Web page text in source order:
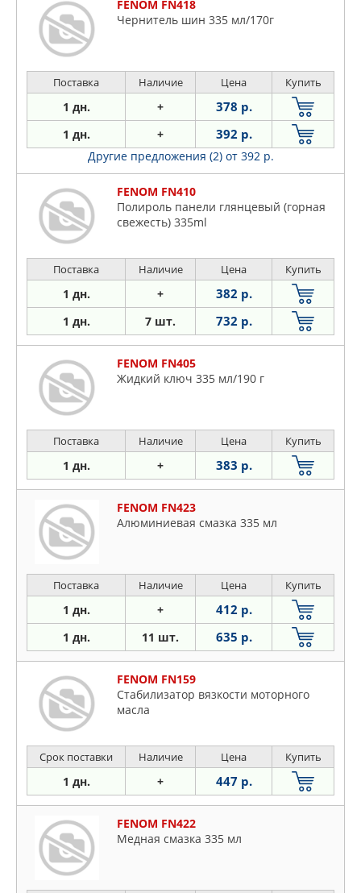
FENOM FN418
Чернитель шин 335 мл/170г
Поставка Наличие Цена Купить
1 дн. + 378 р.
1 дн. + 392 р.
Другие предложения (2) от 392 р.
FENOM FN410
Полироль панели глянцевый (горная
свежесть) 335ml
Поставка Наличие Цена Купить
1 дн. + 382 р.
1 дн. 7 шт. 732 р.
FENOM FN405
Жидкий ключ 335 мл/190 г
Поставка Наличие Цена Купить
1 дн. + 383 р.
FENOM FN423
Алюминиевая смазка 335 мл
Поставка Наличие Цена Купить
1 дн. + 412 р.
1 дн. 11 шт. 635 р.
FENOM FN159
Стабилизатор вязкости моторного
масла
Срок поставки Наличие Цена Купить
1 дн. + 447 р.
FENOM FN422
Медная смазка 335 мл